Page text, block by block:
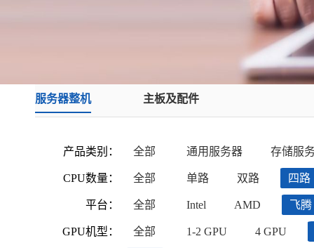
服务器整机 主板及配件
产品类别：
CPU数量：
平台：
GPU机型：
全部 通用服务器 存储服
全部 单路 双路 四路
全部 Intel AMD 飞腾
全部 1-2 GPU 4 GPU